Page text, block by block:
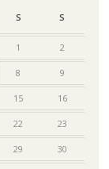
S S
1 2
8 9
15 16
22 23
29 30